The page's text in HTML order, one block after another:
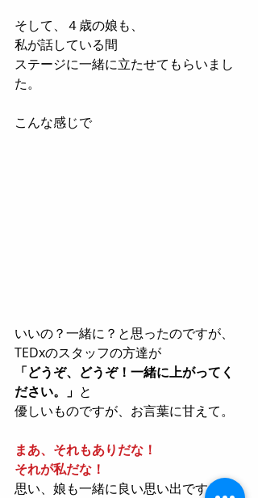
そして、４歳の娘も、
私が話している間
ステージに一緒に立たせてもらいまし
た。
こんな感じで
いいの？一緒に？と思ったのですが、
TEDxのスタッフの方達が
「どうぞ、どうぞ！一緒に上がってく
ださい。」 と
優しいものですが、お言葉に甘えて。
まあ、それもありだな！
それが私だな！
思い、娘も一緒に良い思い出です。